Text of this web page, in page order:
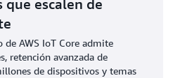
que escalen de
de AWS IoT Core admite
retención avanzada de
de dispositivos y temas